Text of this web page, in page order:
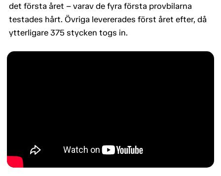
det första året – varav de fyra första provbilarna
testades hårt. Övriga levererades först året efter, då
ytterligare 375 stycken togs in.